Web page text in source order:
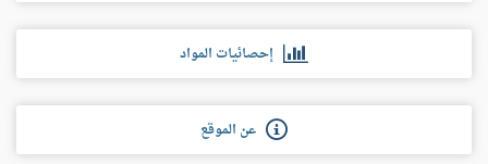
إحصائيات المواد
عن الموقع